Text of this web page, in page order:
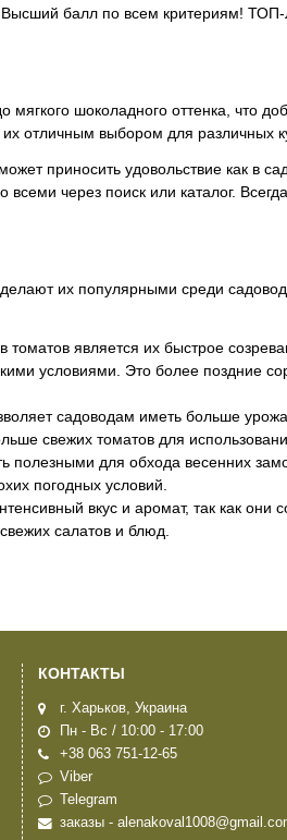
Высший балл по всем критериям!
мягкого шоколадного оттенка, что
отличным выбором для различных
приносить удовольствие как в
через поиск или каталог.
их популярными среди
является их быстрое
условиями. Это более поздние
садоводам иметь больше
свежих томатов для
полезными для обхода весенних
погодных условий.
вкус и аромат, так как они
салатов и блюд.
КОНТАКТЫ
г. Харьков, Украина
Пн - Вс / 10:00 - 17:00
+38 063 751-12-65
Viber
Telegram
заказы -